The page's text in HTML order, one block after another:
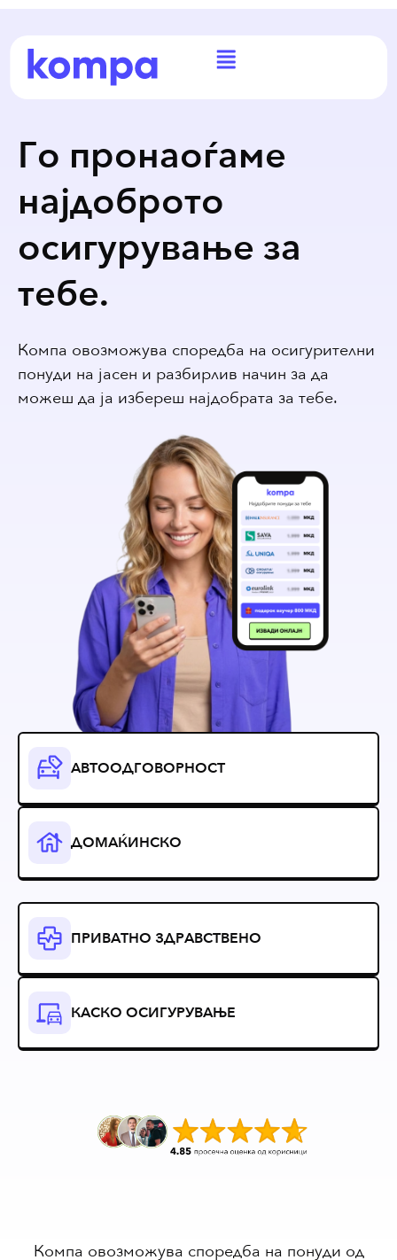
Го пронаоѓаме
најдоброто
осигурување за
тебе.
Компа овозможува споредба на осигурителни
понуди на јасен и разбирлив начин за да
можеш да ја избереш најдобрата за тебе.
АВТООДГОВОРНОСТ
ДОМАЌИНСКО
ПРИВАТНО ЗДРАВСТВЕНО
КАСКО ОСИГУРУВАЊЕ
Компа овозможува споредба на понуди од